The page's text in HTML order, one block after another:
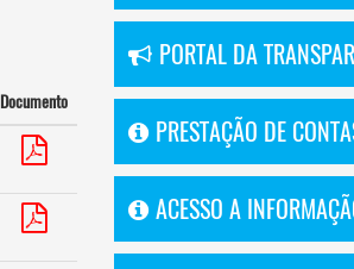
Documento
PORTAL DA
PRESTAÇÃO DE
ACESSO A